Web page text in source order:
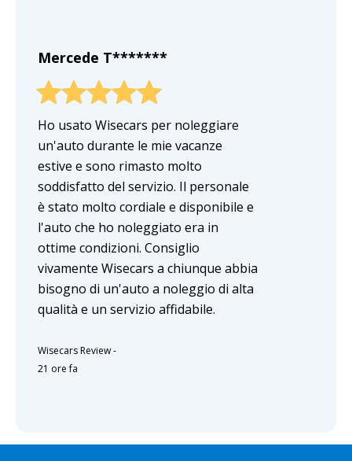
Mercede T*******
Ho usato Wisecars per noleggiare
un'auto durante le mie vacanze
estive e sono rimasto molto
soddisfatto del servizio. Il personale
è stato molto cordiale e disponibile e
l'auto che ho noleggiato era in
ottime condizioni. Consiglio
vivamente Wisecars a chiunque abbia
bisogno di un'auto a noleggio di alta
qualità e un servizio affidabile.
Wisecars Review-
21 ore fa